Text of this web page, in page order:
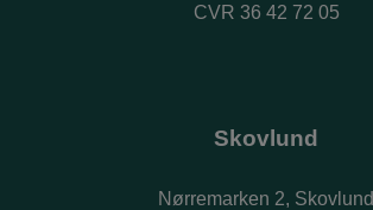
CVR 36 42 72 05
Skovlund
Nørremarken 2, Skovlund